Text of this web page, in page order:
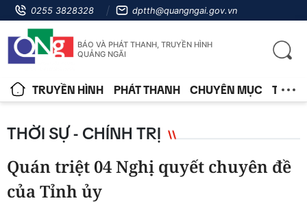
0255 3828328 dptth@quangngai.gov.vn
BÁO VÀ PHÁT THANH, TRUYỀN HÌNH
QUẢNG NGÃI
TRUYỀN HÌNH PHÁT THANH CHUYÊN MỤC TIN
THỜI SỰ - CHÍNH TRỊ
Quán triệt 04 Nghị quyết chuyên đề
của Tỉnh ủy